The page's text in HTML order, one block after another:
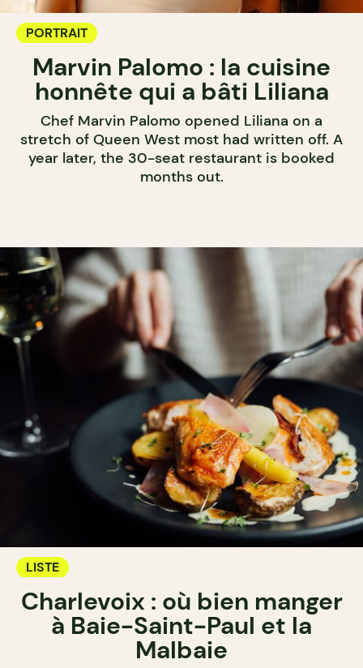
PORTRAIT
Marvin Palomo : la cuisine
honnête qui a bâti Liliana
Chef Marvin Palomo opened Liliana on a
stretch of Queen West most had written off. A
year later, the 30-seat restaurant is booked
months out.
LISTE
Charlevoix : où bien manger
à Baie-Saint-Paul et la
Malbaie